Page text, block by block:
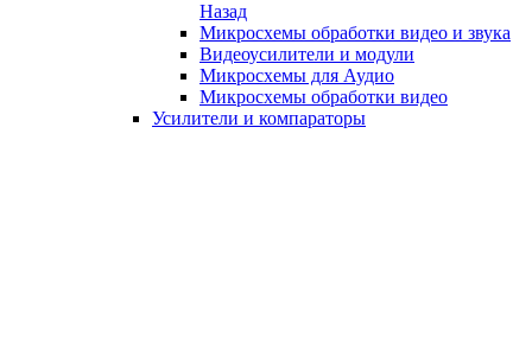
Назад
Микросхемы обработки видео и звука
Видеоусилители и модули
Микросхемы для Аудио
Микросхемы обработки видео
Усилители и компараторы